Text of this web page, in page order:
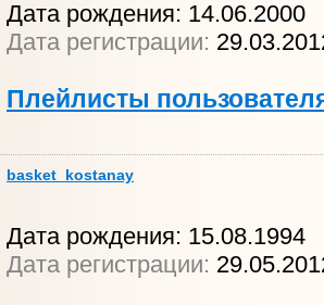
Дата рождения: 14.06.2000
Дата регистрации:
Плейлисты
basket_kostanay
Дата рождения: 15.08.1994
Дата регистрации: